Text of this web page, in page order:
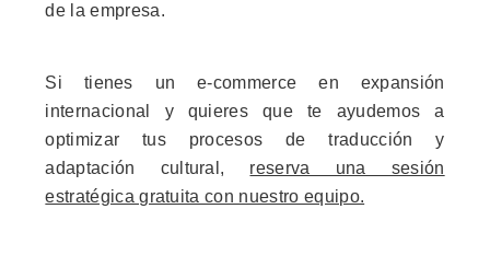
de la empresa.
Si tienes un e-commerce en expansión
internacional y quieres que te ayudemos a
optimizar tus procesos de traducción y
adaptación cultural, reserva una sesión
estratégica gratuita con nuestro equipo.